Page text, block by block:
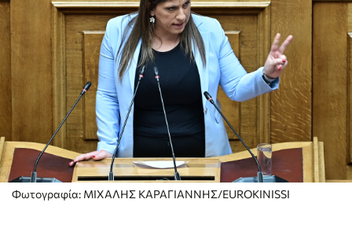
Φωτογραφία: ΜΙΧΑΛΗΣ ΚΑΡΑΓΙΑΝΝΗΣ/EUROKINISSI